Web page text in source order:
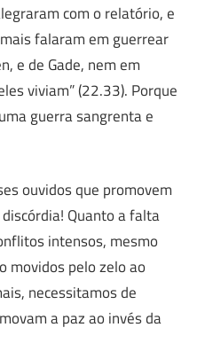
com o relatório, e
falaram em guerrear
e de Gade, nem em
viviam” (22.33). Porque
guerra sangrenta e
ouvidos que promovem
Quanto a falta
intensos, mesmo
movidos pelo zelo ao
necessitamos de
a paz ao invés da